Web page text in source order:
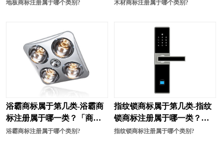
地板商标注册属于哪个类别? 木材商标注册属于哪个类别?
浴霸商标属于第几类-浴霸商
标注册属于哪一类？「商标
分类」
浴霸商标注册属于哪个类别?
指纹锁商标属于第几类-指纹
锁商标注册属于哪一类？
「商标分类」
指纹锁商标注册属于哪个类别?